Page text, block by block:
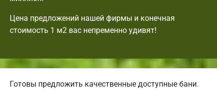
Цена предложений нашей фирмы и конечная
стоимость 1 м2 вас непременно удивят!
Готовы предложить качественные доступные бани.